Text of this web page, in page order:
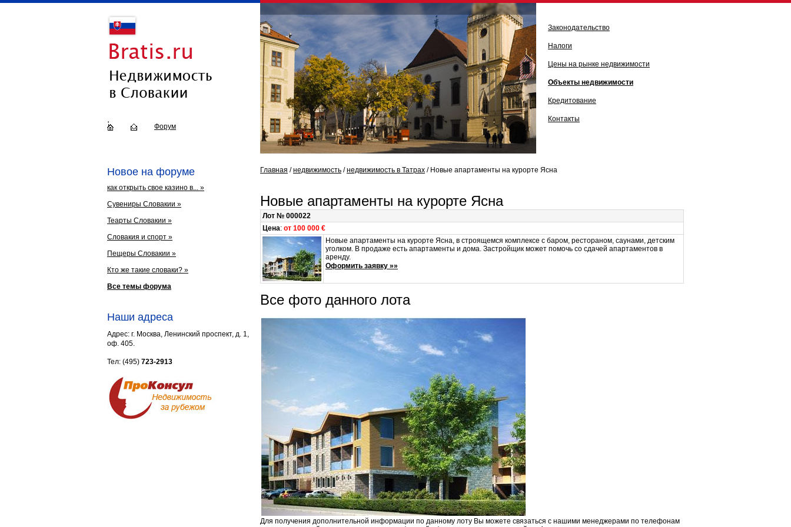
Форум
Новое на форуме
как открыть свое казино в... »
Сувениры Словакии »
Теарты Словакии »
Словакия и спорт »
Пещеры Словакии »
Кто же такие словаки? »
Все темы форума
Наши адреса
Адрес: г. Москва, Ленинский проспект, д. 1,
оф. 405.
Тел: (495) 723-2913
Законодательство
Налоги
Цены на рынке недвижимости
Объекты недвижимости
Кредитование
Контакты
Главная /недвижимость /недвижимость в Татрах / Новые апартаменты на курорте Ясна
Новые апартаменты на курорте Ясна
Лот № 000022
Цена: от 100 000 €
Новые апартаменты на курорте Ясна, в строящемся комплексе с баром, рестораном, саунами, детским
уголком. В продаже есть апартаменты и дома. Застройщик может помочь со сдачей апартаментов в
аренду.
Оформить заявку »»
Все фото данного лота
Для получения дополнительной информации по данному лоту Вы можете связаться с нашими менеджерами по телефонам